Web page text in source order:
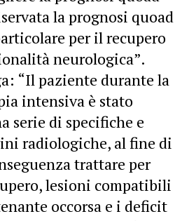
la prognosi quoad
per il recupero
neurologica”.
“Il paziente durante la
intensiva è stato
serie di specifiche e
radiologiche, al fine di
trattare per
lesioni compatibili
occorsa e i deficit